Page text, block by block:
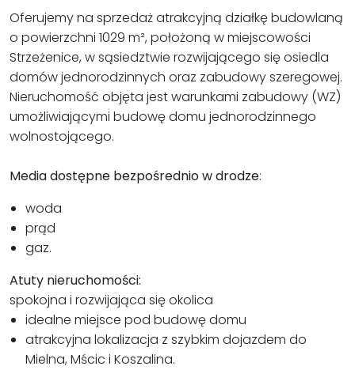
Oferujemy na sprzedaż atrakcyjną działkę budowlaną
o powierzchni 1029 m², położoną w miejscowości
Strzeżenice, w sąsiedztwie rozwijającego się osiedla
domów jednorodzinnych oraz zabudowy szeregowej.
Nieruchomość objęta jest warunkami zabudowy (WZ)
umożliwiającymi budowę domu jednorodzinnego
wolnostojącego.
Media dostępne bezpośrednio w drodze:
woda
prąd
gaz.
Atuty nieruchomości:
spokojna i rozwijająca się okolica
idealne miejsce pod budowę domu
atrakcyjna lokalizacja z szybkim dojazdem do
Mielna, Mścic i Koszalina.